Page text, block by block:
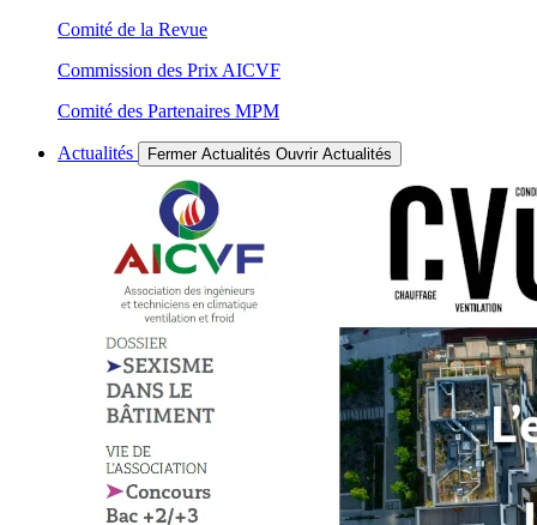
Comité de la Revue
Commission des Prix AICVF
Comité des Partenaires MPM
Actualités Fermer Actualités Ouvrir Actualités